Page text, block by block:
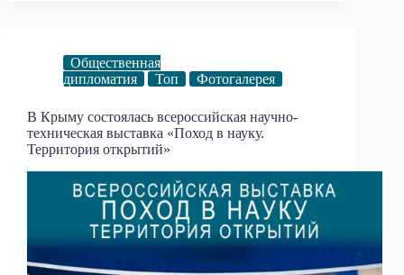
Общественная
дипломатия
Топ Фотогалерея
В Крыму состоялась всероссийская научно-
техническая выставка «Поход в науку.
Территория открытий»